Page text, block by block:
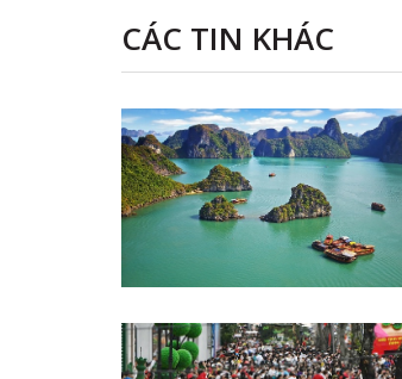
CÁC TIN KHÁC